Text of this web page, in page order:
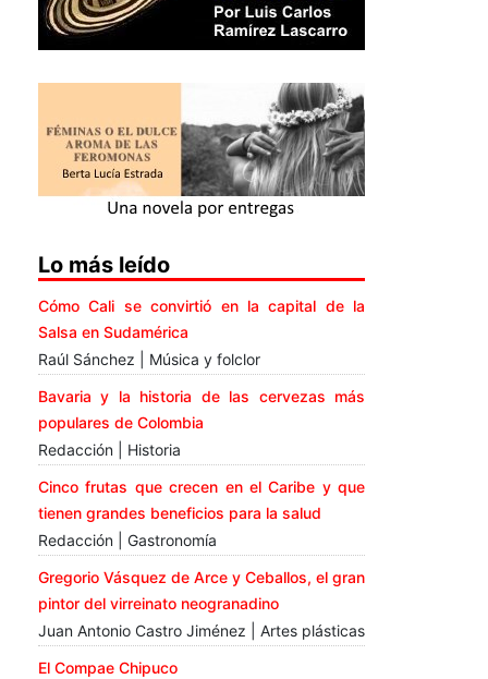
Lo más leído
Cómo Cali se convirtió en la capital de la
Salsa en Sudamérica
Raúl Sánchez | Música y folclor
Bavaria y la historia de las cervezas más
populares de Colombia
Redacción | Historia
Cinco frutas que crecen en el Caribe y que
tienen grandes beneficios para la salud
Redacción | Gastronomía
Gregorio Vásquez de Arce y Ceballos, el gran
pintor del virreinato neogranadino
Juan Antonio Castro Jiménez | Artes plásticas
El Compae Chipuco